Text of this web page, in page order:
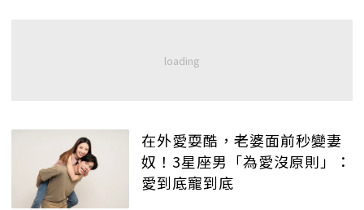
在外愛耍酷，老婆面前秒變妻
奴！3星座男「為愛沒原則」：
愛到底寵到底